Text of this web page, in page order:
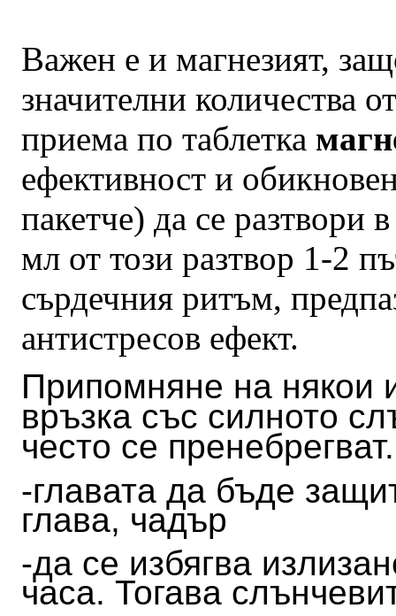
Важен е и магнезият,
значителни количества
приема по таблетка
ефективност и
пакетче) да се разтвори
мл от този разтвор 1-2
сърдечния ритъм,
антистресов ефект.
Припомняне на някои
връзка със силното
често се
-главата да бъде
глава, чадър
-да се избягва
часа. Тогава